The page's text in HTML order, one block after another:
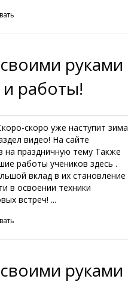
руками
работы!
скоро уже наступит зима
видео! На сайте
на праздничную тему Также
работы учеников здесь .
вклад в их становление
в освоении техники
встреч! ...
руками